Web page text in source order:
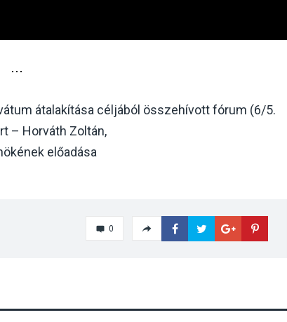
átalakítása céljából összehívott fórum (6/5.
– Horváth Zoltán,
előadása
0